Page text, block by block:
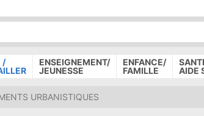
/
ENSEIGNEMENT/
JEUNESSE
ENFANCE/
FAMILLE
AIDE
URBANISTIQUES